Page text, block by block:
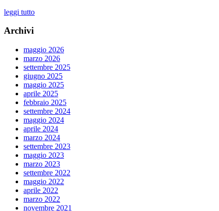
leggi tutto
Archivi
maggio 2026
marzo 2026
settembre 2025
giugno 2025
maggio 2025
aprile 2025
febbraio 2025
settembre 2024
maggio 2024
aprile 2024
marzo 2024
settembre 2023
maggio 2023
marzo 2023
settembre 2022
maggio 2022
aprile 2022
marzo 2022
novembre 2021